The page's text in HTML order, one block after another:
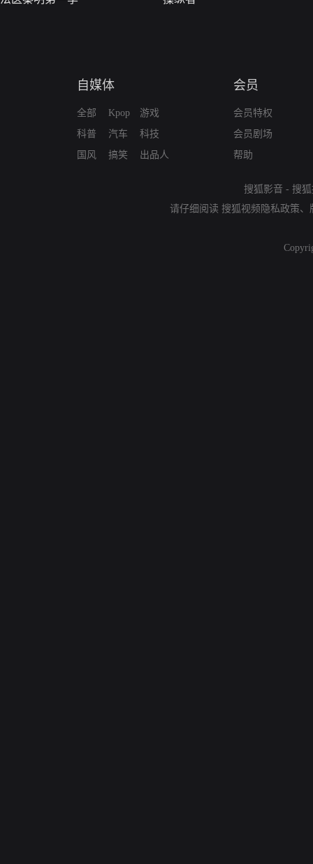
自媒体
全部
科普
国风
Kpop
汽车
搞笑
游戏
科技
出品人
会员
会员特权
会员剧场
帮助
搜狐影音 - 搜
请仔细阅读 搜狐视频隐私政策、